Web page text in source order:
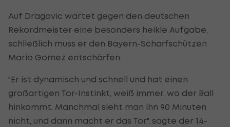
Auf Dragovic wartet gegen den deutschen
Rekordmeister eine besonders heikle Aufgabe,
schließlich muss er den Bayern-Scharfschützen
Mario Gomez entschärfen.
"Er ist dynamisch und schnell und hat einen
großartigen Tor-Instinkt, weiß immer, wo der Ball
hinkommt. Manchmal sieht man ihn 90 Minuten
nicht, und dann macht er das Tor", sagte der 14-